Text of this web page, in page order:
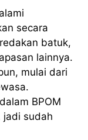
secara
batuk,
lainnya.
mulai dari
BPOM
jadi sudah